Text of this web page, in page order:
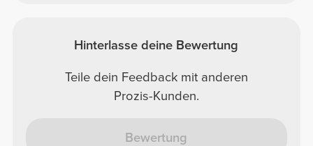
Hinterlasse deine Bewertung
Teile dein Feedback mit anderen
Prozis-Kunden.
Bewertung